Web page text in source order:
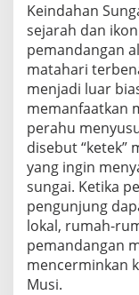
Keindahan
sejarah dan
pemandangan
matahari
menjadi luar
memanfaatkan
perahu
disebut “ketek”
yang ingin
sungai. Ketika
pengunjung
lokal, rumah-
pemandangan
mencerminkan
Musi.